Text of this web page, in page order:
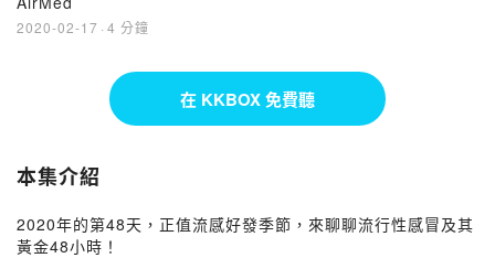
2020-02-17 · 4 分鐘
在 KKBOX 免費聽
本集介紹
2020年的第48天，正值流感好發季節，來聊聊流行性感冒及其
黃金48小時！